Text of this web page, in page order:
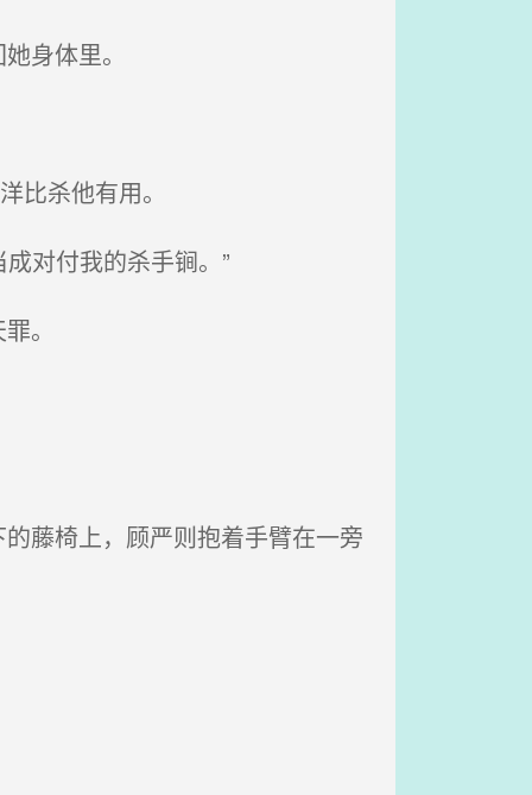
身体里。
杀他有用。
对付我的杀手锏。”
。
藤椅上，顾严则抱着手臂在一旁